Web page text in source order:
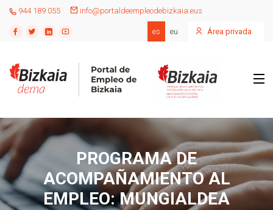
944 189 055 info@portaldeempleodebizkaia.eus
es eu Área privada
PROGRAMA DE
ACOMPAÑAMIENTO AL
EMPLEO: MUNGIALDEA